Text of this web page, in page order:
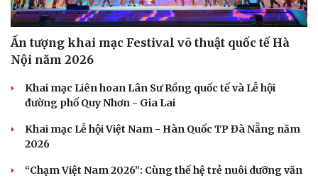
Văn hóa
Văn học
Âm nhạc
Thời trang
Sao Việt
Ấn tượng khai mạc Festival võ thuật quốc tế Hà
Nội năm 2026
Khai mạc Liên hoan Lân Sư Rồng quốc tế và Lễ hội
đường phố Quy Nhơn - Gia Lai
Khai mạc Lễ hội Việt Nam - Hàn Quốc TP Đà Nẵng năm
2026
“Chạm Việt Nam 2026”: Cùng thế hệ trẻ nuôi dưỡng văn